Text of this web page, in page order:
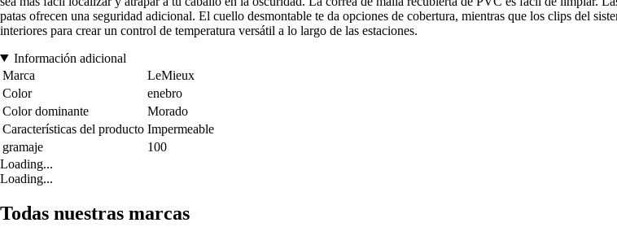
patas ofrecen una seguridad adicional. El cuello desmontable te da opciones de cobertura, mientras que los clips del
interiores para crear un control de temperatura versátil a lo largo de las estaciones.
Información adicional
Marca
LeMieux
Color
enebro
Color dominante
Morado
Características del producto Impermeable
gramaje
100
Loading...
Loading...
Todas nuestras marcas